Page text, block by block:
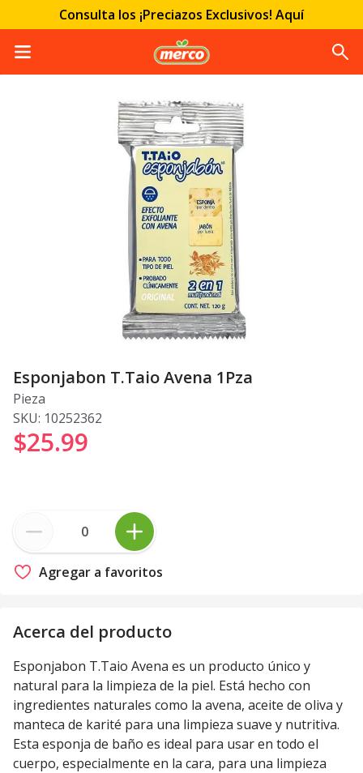
Consulta los ¡Preciazos Exclusivos! Aquí
Esponjabon T.Taio Avena 1Pza
Pieza
SKU: 10252362
$25.99
Agregar a favoritos
Acerca del producto
Esponjabon T.Taio Avena es un producto único y
natural para la limpieza de la piel. Está hecho con
ingredientes naturales como la avena, aceite de oliva y
manteca de karité para una limpieza suave y nutritiva.
Esta esponja de baño es ideal para usar en todo el
cuerpo, especialmente en la cara, para una limpieza